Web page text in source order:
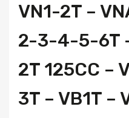
VN1-2T –
2-3-4-5-6T
2T 125CC –
3T – VB1T –